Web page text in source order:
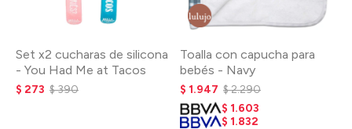
Set x2 cucharas de silicona
- You Had Me at Tacos
$ 273 $390
Toalla con capucha para
bebés - Navy
$ 1.947 $2.290
$ 1.603
$ 1.832